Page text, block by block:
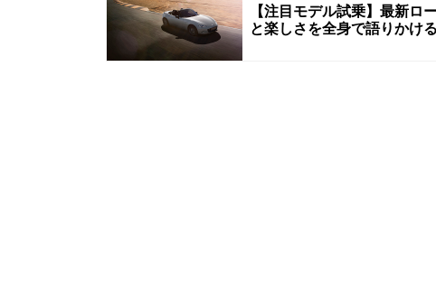
【注目モデル試乗】最新
と楽しさを全身で語りかける